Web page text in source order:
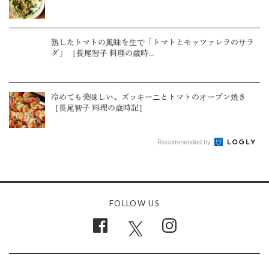
熟したトマトの風味を生で「トマトとモッツァレラのサラ
ダ」 ［長尾智子 料理の歳時...
冷めても美味しい、ズッキーニとトマトのオーブン焼き
［長尾智子 料理の歳時記］
Recommended by
FOLLOW US